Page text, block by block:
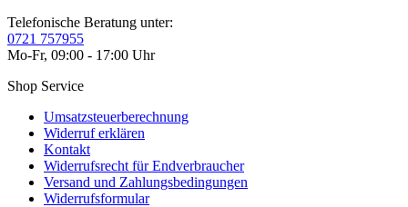
Telefonische Beratung unter:
0721 757955
Mo-Fr, 09:00 - 17:00 Uhr
Shop Service
Umsatzsteuerberechnung
Widerruf erklären
Kontakt
Widerrufsrecht für Endverbraucher
Versand und Zahlungsbedingungen
Widerrufsformular